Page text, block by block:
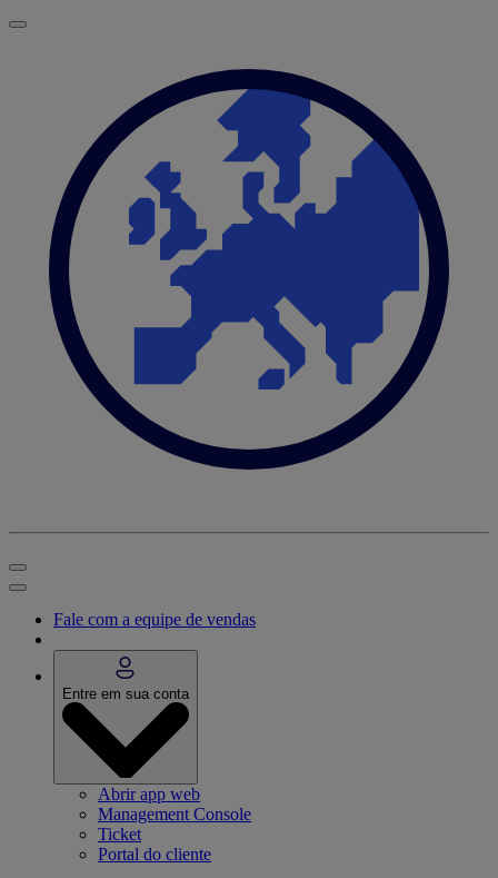
Fale com a equipe de vendas
Entre em sua conta
Abrir app web
Management Console
Ticket
Portal do cliente